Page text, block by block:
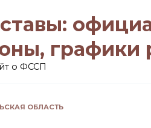
графики
о ФССП
ОБЛАСТЬ